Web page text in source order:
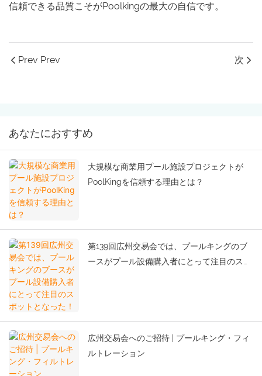
信頼できる品質こそがPoolkingの最大の自信です。
Prev Prev 次
あなたにおすすめ
大規模な商業用プール施設プロジェクトが
PoolKingを信頼する理由とは？
第139回広州交易会では、プールキングのブ
ースがプール設備購入者にとって注目のスポ
広州交易会へのご招待 | プールキング・フィ
ルトレーション